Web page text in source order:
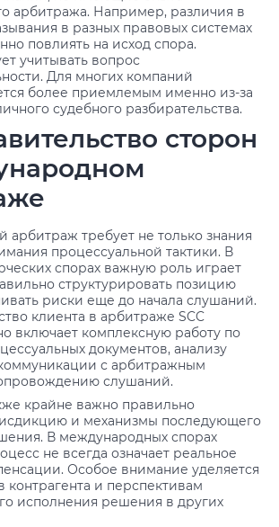
арбитража. Например, различия в
в разных правовых системах
повлиять на исход спора.
учитывать вопрос
Для многих компаний
более приемлемым именно из-за
судебного разбирательства.
сторон
требует не только знания
процессуальной тактики. В
спорах важную роль играет
структурировать позицию
риски еще до начала слушаний.
клиента в арбитраже SCC
включает комплексную работу по
документов, анализу
коммуникации с арбитражным
слушаний.
крайне важно правильно
и механизмы последующего
В международных спорах
не всегда означает реальное
Особое внимание уделяется
контрагента и перспективам
исполнения решения в других